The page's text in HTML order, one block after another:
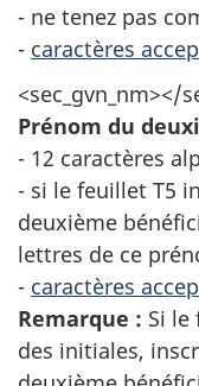
- ne tenez pas
- caractères
<sec_gvn_nm></
Prénom du
- 12 caractères
- si le feuillet T5
deuxième
lettres de ce
- caractères
Remarque : Si
des initiales,